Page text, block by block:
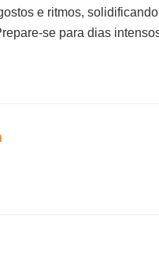
e ritmos,
se para dias